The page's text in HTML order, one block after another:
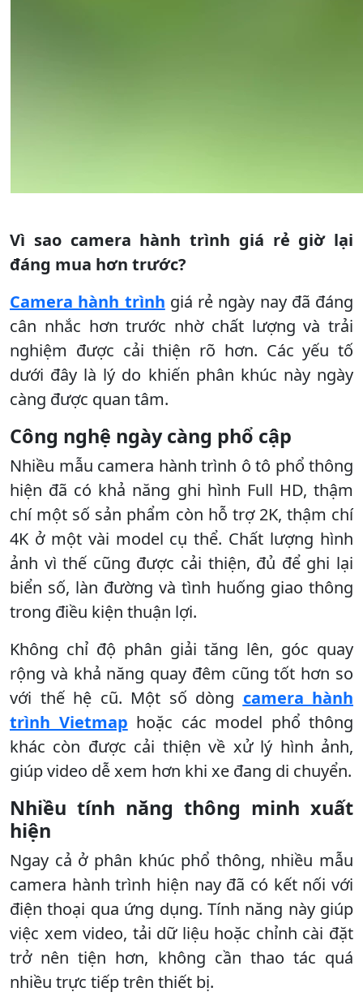
Vì sao camera hành trình giá rẻ giờ lại
đáng mua hơn trước?
Camera hành trình giá rẻ ngày nay đã đáng
cân nhắc hơn trước nhờ chất lượng và trải
nghiệm được cải thiện rõ hơn. Các yếu tố
dưới đây là lý do khiến phân khúc này ngày
càng được quan tâm.
Công nghệ ngày càng phổ cập
Nhiều mẫu camera hành trình ô tô phổ thông
hiện đã có khả năng ghi hình Full HD, thậm
chí một số sản phẩm còn hỗ trợ 2K, thậm chí
4K ở một vài model cụ thể. Chất lượng hình
ảnh vì thế cũng được cải thiện, đủ để ghi lại
biển số, làn đường và tình huống giao thông
trong điều kiện thuận lợi.
Không chỉ độ phân giải tăng lên, góc quay
rộng và khả năng quay đêm cũng tốt hơn so
với thế hệ cũ. Một số dòng camera hành
trình Vietmap hoặc các model phổ thông
khác còn được cải thiện về xử lý hình ảnh,
giúp video dễ xem hơn khi xe đang di chuyển.
Nhiều tính năng thông minh xuất
hiện
Ngay cả ở phân khúc phổ thông, nhiều mẫu
camera hành trình hiện nay đã có kết nối với
điện thoại qua ứng dụng. Tính năng này giúp
việc xem video, tải dữ liệu hoặc chỉnh cài đặt
trở nên tiện hơn, không cần thao tác quá
nhiều trực tiếp trên thiết bị.